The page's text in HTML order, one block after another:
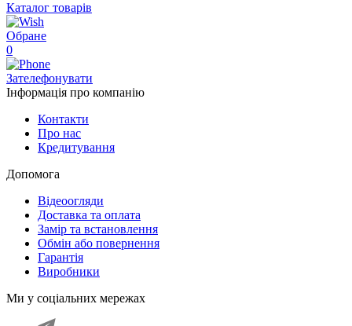
Каталог товарів
Обране
0
Зателефонувати
Інформація про компанію
Контакти
Про нас
Кредитування
Допомога
Відеоогляди
Доставка та оплата
Замір та встановлення
Обмін або повернення
Гарантія
Виробники
Ми у соціальних мережах